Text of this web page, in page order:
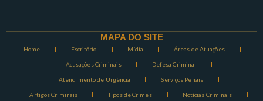
MAPA DO SITE
Home Escritório Mídia Áreas de Atuações
Acusações Criminais Defesa Criminal
Atendimento de Urgência Serviços Penais
Artigos Criminais Tipos de Crimes Notícias Criminais